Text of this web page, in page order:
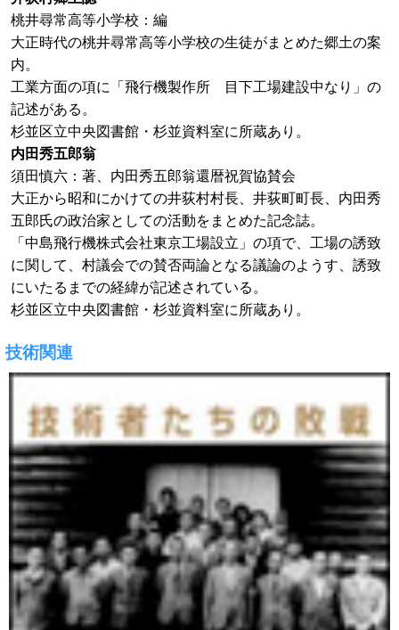
桃井尋常高等小学校：編
大正時代の桃井尋常高等小学校の生徒がまとめた郷土の案
内。
工業方面の項に「飛行機製作所 目下工場建設中なり」の
記述がある。
杉並区立中央図書館・杉並資料室に所蔵あり。
内田秀五郎翁
須田慎六：著、内田秀五郎翁還暦祝賀協賛会
大正から昭和にかけての井荻村村長、井荻町町長、内田秀
五郎氏の政治家としての活動をまとめた記念誌。
「中島飛行機株式会社東京工場設立」の項で、工場の誘致
に関して、村議会での賛否両論となる議論のようす、誘致
にいたるまでの経緯が記述されている。
杉並区立中央図書館・杉並資料室に所蔵あり。
技術関連